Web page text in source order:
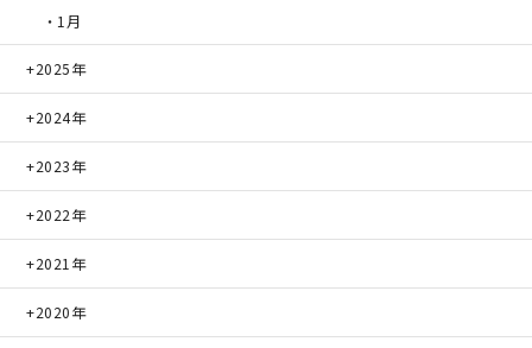
・1月
2025年
2024年
2023年
2022年
2021年
2020年